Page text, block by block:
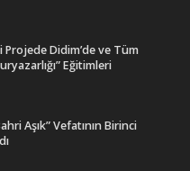
Projede Didim’de ve Tüm
Eğitimleri
Aşık” Vefatının Birinci